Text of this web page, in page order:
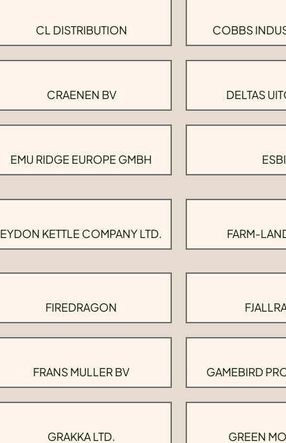
CL DISTRIBUTION COBBS
CRAENEN BV DELTAS
EMU RIDGE EUROPE GMBH
EYDON KETTLE COMPANY LTD. FARM-
FIREDRAGON
FRANS MULLER BV GAMEBIRD
GRAKKA LTD. GREEN